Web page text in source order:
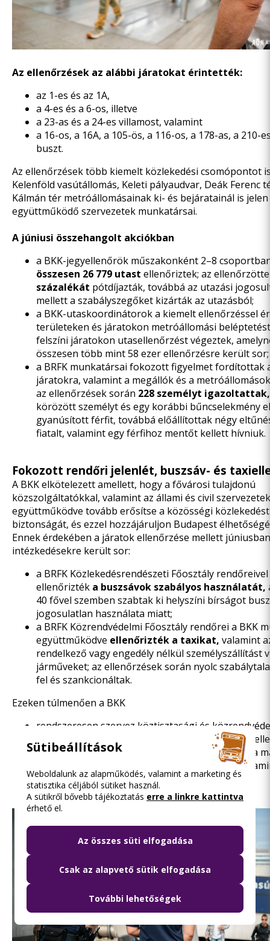
Az ellenőrzések az alábbi járatokat érintették:
az 1-es és az 1A,
a 4-es és a 6-os, illetve
a 23-as és a 24-es villamost, valamint
a 16-os, a 16A, a 105-ös, a 116-os, a 178-as, a 210-
buszt.
Az ellenőrzések több kiemelt közlekedési csomópontot
Kelenföld vasútállomás, Keleti pályaudvar, Deák Ferenc
Kálmán tér metróállomásainak ki- és bejáratainál is
együttműködő szervezetek munkatársai.
A júniusi összehangolt akciókban
a BKK-jegyellenőrök műszakonként 2–8
összesen 26 779 utast ellenőriztek; az
százalékát pótdíjazták, továbbá az utazási
mellett a szabályszegőket kizárták az utazásból;
a BKK-utaskoordinátorok a kiemelt ellenőrzéssel
területeken és járatokon metróállomási
felszíni járatokon utasellenőrzést végeztek,
összesen több mint 58 ezer ellenőrzésre került sor;
a BRFK munkatársai fokozott figyelmet fordítottak
járatokra, valamint a megállók és a
az ellenőrzések során 228 személyt igazoltattak,
körözött személyt és egy korábbi bűncselekmény
gyanúsított férfit, továbbá előállítottak négy
fiatalt, valamint egy férfihoz mentőt kellett hívniuk.
Fokozott rendőri jelenlét, buszsáv- és
A BKK elkötelezett amellett, hogy a fővárosi tulajdonú
közszolgáltatókkal, valamint az állami és civil
együttműködve tovább erősítse a közösségi
biztonságát, és ezzel hozzájáruljon Budapest
Ennek érdekében a járatok ellenőrzése mellett
intézkedésekre került sor:
a BRFK Közlekedésrendészeti Főosztály
ellenőrizték a buszsávok szabályos használatát,
40 fővel szemben szabtak ki helyszíni bírságot
jogosulatlan használata miatt;
a BRFK Közrendvédelmi Főosztály rendőrei a BKK
együttműködve ellenőrizték a taxikat, valamint
rendelkező vagy engedély nélkül személyszállítást
járműveket; az ellenőrzések során nyolc
fel és szankcionáltak.
Ezeken túlmenően a BKK
rendszeresen szervez köztisztasági és
ezekhez kapcsolódva háromnapos, kiemelt
amelyek célja nemcsak a jegyellenőrzés, hanem a
szabályokat megszegő személyek kiszűrése,
állapotának ellenőrzése is.
Sütibeállítások
Weboldalunk az alapműködés, valamint a marketing és
statisztika céljából sütiket használ.
A sütikről bővebb tájékoztatás erre a linkre kattintva
érhető el.
Az összes süti elfogadása
Csak az alapvető sütik elfogadása
További lehetőségek